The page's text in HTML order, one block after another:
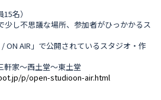
15名）
少し不思議な場所、参加者がひっかかるス
ON AIR」で公開されているスタジオ・作
軒家〜西土堂〜東土堂
p/open-studioon-air.html